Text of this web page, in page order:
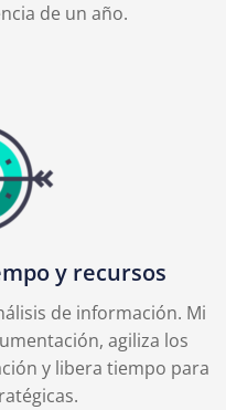
de un año.
y recursos
de información. Mi
agiliza los
y libera tiempo para